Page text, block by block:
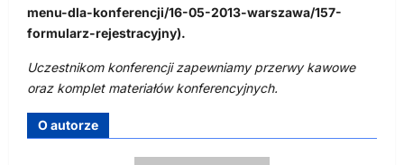
menu-dla-konferencji/16-05-2013-warszawa/157-
formularz-rejestracyjny).
Uczestnikom konferencji zapewniamy przerwy kawowe
oraz komplet materiałów konferencyjnych.
O autorze